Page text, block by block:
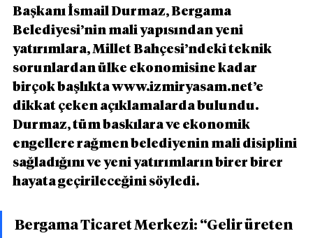
Başkanı İsmail Durmaz, Bergama
Belediyesi’nin mali yapısından yeni
yatırımlara, Millet Bahçesi’ndeki teknik
sorunlardan ülke ekonomisine kadar
birçok başlıkta www.izmiryasam.net’e
dikkat çeken açıklamalarda bulundu.
Durmaz, tüm baskılara ve ekonomik
engellere rağmen belediyenin mali disiplini
sağladığını ve yeni yatırımların birer birer
hayata geçirileceğini söyledi.
Bergama Ticaret Merkezi: “Gelir üreten